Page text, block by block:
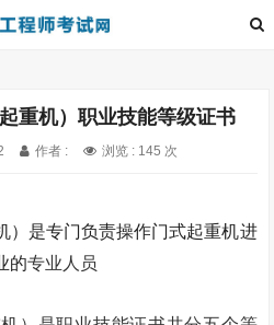
重机）职业技能等级证书
作者 : 浏览 : 145 次
）是专门负责操作门式起重机进
的专业人员